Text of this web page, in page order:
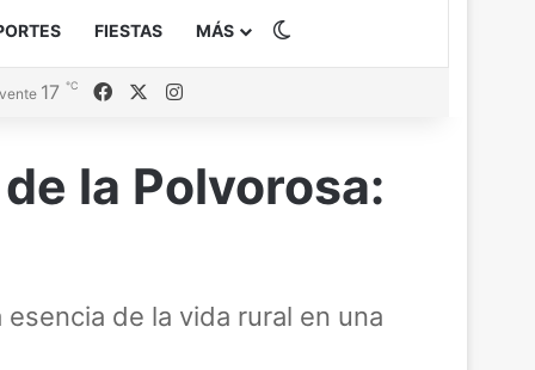
FIESTAS MÁS
17 ℃ FacebookInstagram
la Polvorosa:
de la vida rural en una